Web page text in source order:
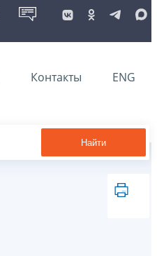
Контакты ENG
Найти